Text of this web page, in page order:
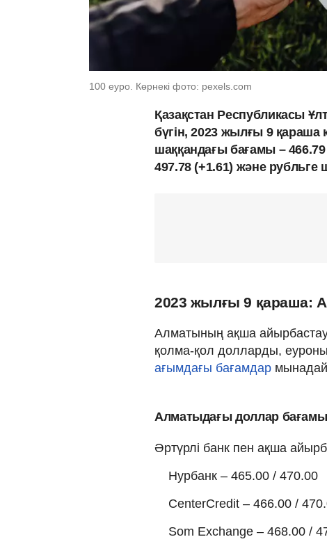
100 еуро. Көрнекі фото: pexels.com
Қазақстан Республикасы
бүгін, 2023 жылғы 9 қараша
шаққандағы бағамы –
497.78 (+1.61) және рубльге
2023 жылғы 9 қараша:
Алматының ақша
қолма-қол долларды,
ағымдағы бағамдар
Алматыдағы доллар бағамы
Әртүрлі банк пен ақша
Нурбанк – 465.00 / 470.00
CenterCredit – 466.00 /
Som Exchange – 468.00 /